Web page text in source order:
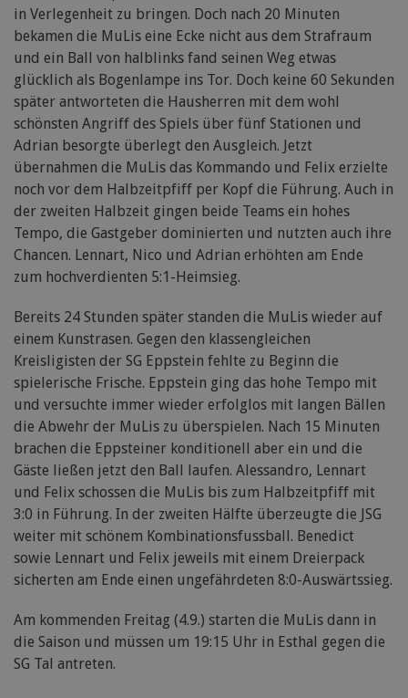
in Verlegenheit zu bringen. Doch nach 20 Minuten
bekamen die MuLis eine Ecke nicht aus dem Strafraum
und ein Ball von halblinks fand seinen Weg etwas
glücklich als Bogenlampe ins Tor. Doch keine 60 Sekunden
später antworteten die Hausherren mit dem wohl
schönsten Angriff des Spiels über fünf Stationen und
Adrian besorgte überlegt den Ausgleich. Jetzt
übernahmen die MuLis das Kommando und Felix erzielte
noch vor dem Halbzeitpfiff per Kopf die Führung. Auch in
der zweiten Halbzeit gingen beide Teams ein hohes
Tempo, die Gastgeber dominierten und nutzten auch ihre
Chancen. Lennart, Nico und Adrian erhöhten am Ende
zum hochverdienten 5:1-Heimsieg.
Bereits 24 Stunden später standen die MuLis wieder auf
einem Kunstrasen. Gegen den klassengleichen
Kreisligisten der SG Eppstein fehlte zu Beginn die
spielerische Frische. Eppstein ging das hohe Tempo mit
und versuchte immer wieder erfolglos mit langen Bällen
die Abwehr der MuLis zu überspielen. Nach 15 Minuten
brachen die Eppsteiner konditionell aber ein und die
Gäste ließen jetzt den Ball laufen. Alessandro, Lennart
und Felix schossen die MuLis bis zum Halbzeitpfiff mit
3:0 in Führung. In der zweiten Hälfte überzeugte die JSG
weiter mit schönem Kombinationsfussball. Benedict
sowie Lennart und Felix jeweils mit einem Dreierpack
sicherten am Ende einen ungefährdeten 8:0-Auswärtssieg.
Am kommenden Freitag (4.9.) starten die MuLis dann in
die Saison und müssen um 19:15 Uhr in Esthal gegen die
SG Tal antreten.